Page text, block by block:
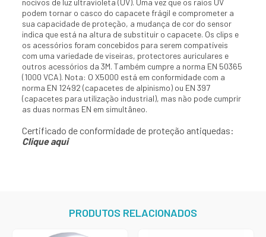
nocivos de luz ultravioleta (UV). Uma vez que os raios UV
podem tornar o casco do capacete frágil e comprometer a
sua capacidade de proteção, a mudança de cor do sensor
indica que está na altura de substituir o capacete. Os clips e
os acessórios foram concebidos para serem compatíveis
com uma variedade de viseiras, protectores auriculares e
outros acessórios da 3M. Também cumpre a norma EN 50365
(1000 VCA). Nota: O X5000 está em conformidade com a
norma EN 12492 (capacetes de alpinismo) ou EN 397
(capacetes para utilização industrial), mas não pode cumprir
as duas normas EN em simultâneo.
Certificado de conformidade de proteção antiquedas:
Clique aqui
PRODUTOS RELACIONADOS